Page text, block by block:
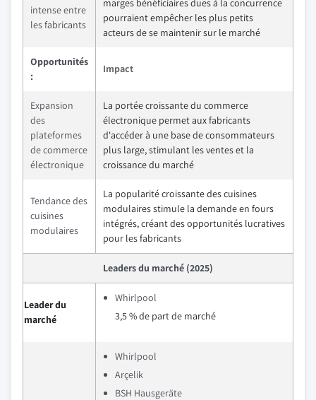
intense entre
les fabricants
pourraient empêcher les plus petits
acteurs de se maintenir sur le marché
Opportunités
:
Impact
Expansion
des
plateformes
de commerce
électronique
La portée croissante du commerce
électronique permet aux fabricants
d'accéder à une base de consommateurs
plus large, stimulant les ventes et la
croissance du marché
Tendance des
cuisines
modulaires
La popularité croissante des cuisines
modulaires stimule la demande en fours
intégrés, créant des opportunités lucratives
pour les fabricants
Leaders du marché (2025)
Leader du
marché
Whirlpool
3,5 % de part de marché
Whirlpool
Arçelik
BSH Hausgeräte